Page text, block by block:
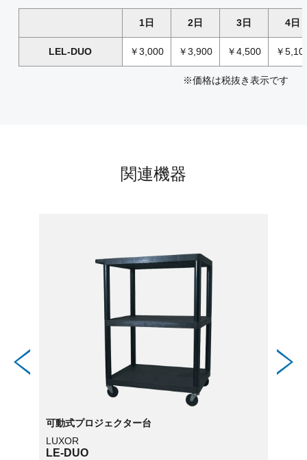
1日 2日 3日 4日
LEL-DUO ￥3,000 ￥3,900 ￥4,500 ￥
※価格は税抜き表示です
関連機器
可動式プロジェクター台
LUXOR
LE-DUO